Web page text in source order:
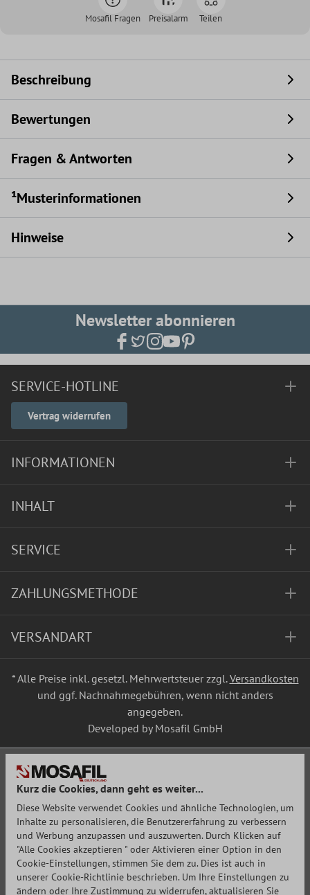
Mosafil Fragen Preisalarm Teilen
Beschreibung
Bewertungen
Fragen & Antworten
¹Musterinformationen
Hinweise
Newsletter abonnieren
SERVICE-HOTLINE
Vertrag widerrufen
INFORMATIONEN
INHALT
SERVICE
ZAHLUNGSMETHODE
VERSANDART
* Alle Preise inkl. gesetzl. Mehrwertsteuer zzgl.Versandkosten
und ggf. Nachnahmegebühren, wenn nicht anders
angegeben.
Developed by Mosafil GmbH
Kurz die Cookies, dann geht es weiter...
Diese Website verwendet Cookies und ähnliche Technologien, um
Inhalte zu personalisieren, die Benutzererfahrung zu verbessern
und Werbung anzupassen und auszuwerten. Durch Klicken auf
"Alle Cookies akzeptieren " oder Aktivieren einer Option in den
Cookie-Einstellungen, stimmen Sie dem zu. Dies ist auch in
unserer Cookie-Richtlinie beschrieben. Um Ihre Einstellungen zu
ändern oder Ihre Zustimmung zu widerrufen, aktualisieren Sie